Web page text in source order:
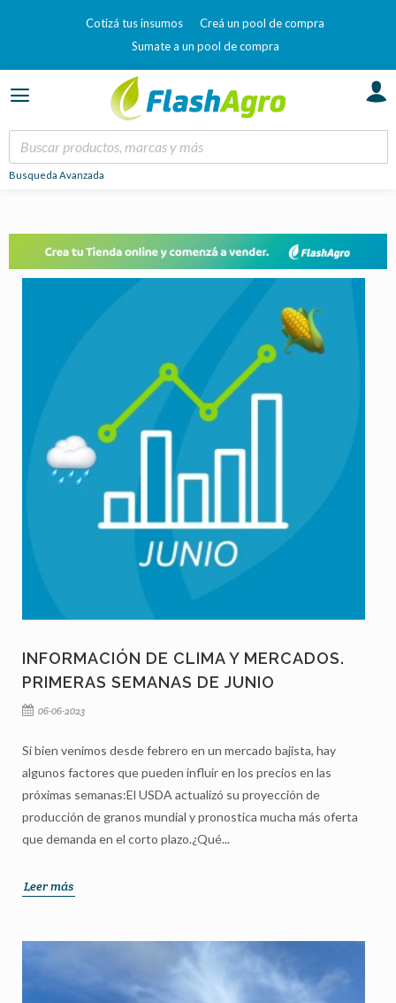
Cotizá tus insumos
Creá un pool de compra
Sumate a un pool de compra
Busqueda Avanzada
INFORMACIÓN DE CLIMA Y MERCADOS.
PRIMERAS SEMANAS DE JUNIO
06-06-2023
Si bien venimos desde febrero en un mercado bajista, hay
algunos factores que pueden influir en los precios en las
próximas semanas:El USDA actualizó su proyección de
producción de granos mundial y pronostica mucha más oferta
que demanda en el corto plazo.¿Qué...
Leer más